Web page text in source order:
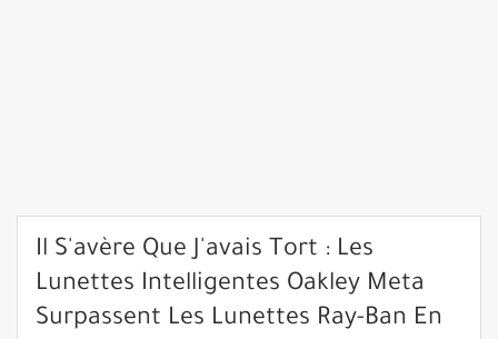
Il S'avère Que J'avais Tort : Les
Lunettes Intelligentes Oakley Meta
Surpassent Les Lunettes Ray-Ban En